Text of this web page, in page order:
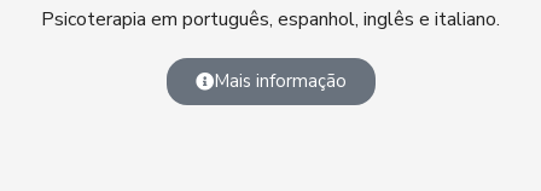
Psicoterapia em português, espanhol, inglês e italiano.
Mais informação